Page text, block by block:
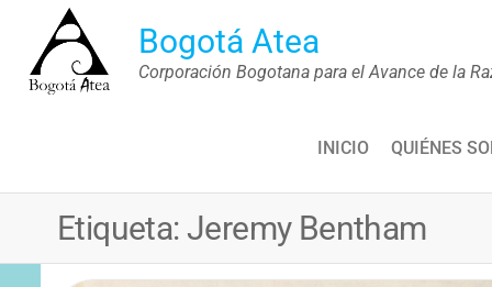
contenido
Bogotá Atea
Corporación Bogotana para el Avance de la
INICIO QUIÉNES
Etiqueta:Jeremy Bentham